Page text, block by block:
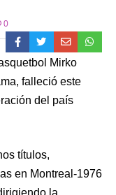
0
Mirko
falleció este
del país
títulos,
en Montreal-1976
la